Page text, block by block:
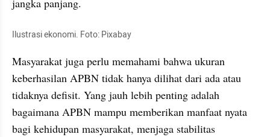
jangka panjang.
Ilustrasi ekonomi. Foto: Pixabay
Masyarakat juga perlu memahami bahwa ukuran
keberhasilan APBN tidak hanya dilihat dari ada atau
tidaknya defisit. Yang jauh lebih penting adalah
bagaimana APBN mampu memberikan manfaat nyata
bagi kehidupan masyarakat, menjaga stabilitas